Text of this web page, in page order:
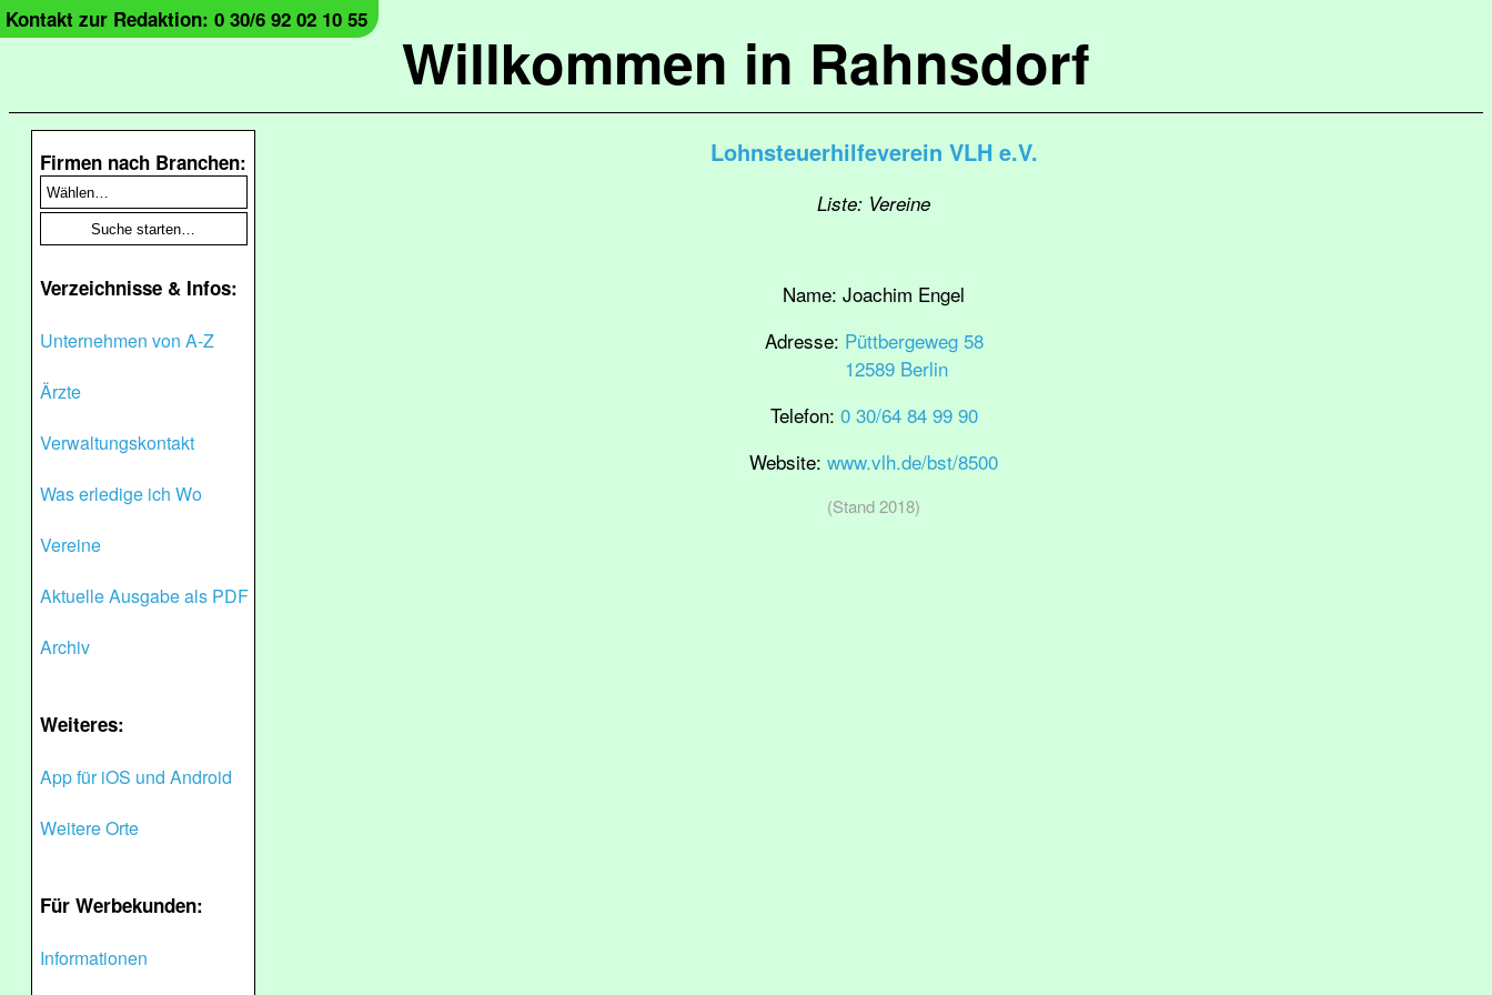
Willkommen in Rahnsdorf
Kontakt zur Redaktion: 0 30/6 92 02 10 55
Firmen nach Branchen:
Verzeichnisse & Infos:
Unternehmen von A-Z
Ärzte
Verwaltungskontakt
Was erledige ich Wo
Vereine
Aktuelle Ausgabe als PDF
Archiv
Weiteres:
App für iOS und Android
Weitere Orte
Für Werbekunden:
Informationen
Lohnsteuerhilfeverein VLH e.V.
Liste: Vereine
Name: Joachim Engel
Adresse: Püttbergeweg 58
12589 Berlin
Telefon: 0 30/64 84 99 90
Website: www.vlh.de/bst/8500
(Stand 2018)